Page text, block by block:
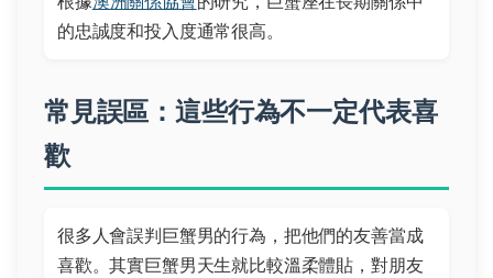
的忠誠度和投入度通常很高。
常見誤區：這些行為不一定代表喜
歡
很多人會誤判巨蟹男的行為，把他們的友善當成
喜歡。其實巨蟹男天生就比較溫柔體貼，對朋友